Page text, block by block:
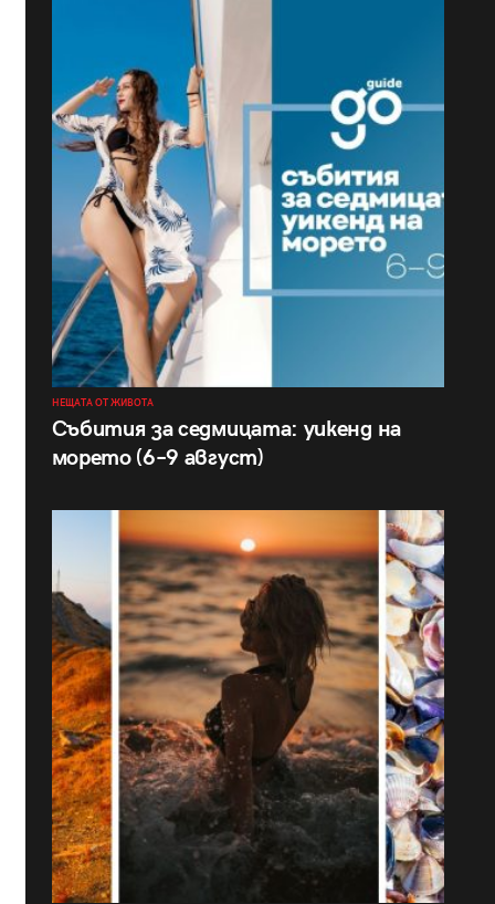
НЕЩАТА ОТ ЖИВОТА
Събития за седмицата: уикенд на
морето (6–9 август)